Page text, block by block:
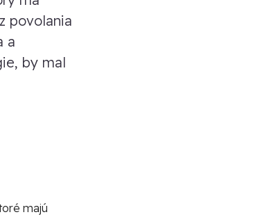
povolania
a
by mal
majú